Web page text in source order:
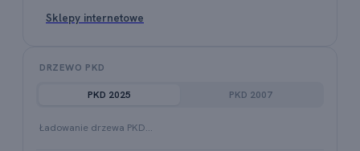
Sklepy internetowe
DRZEWO PKD
PKD 2025 PKD 2007
Ładowanie drzewa PKD…